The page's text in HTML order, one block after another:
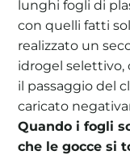
lunghi fogli di
con quelli fatti
realizzato un
idrogel selettivo,
il passaggio del
caricato
Quando i fogli
che le gocce si